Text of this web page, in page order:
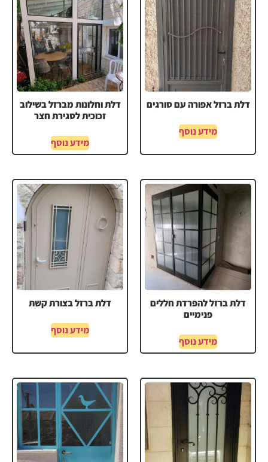
דלת ברזל אפורה עם סורגים
מידע נוסף
דלת וחלונות מברזל בשילוב
זכוכית לסגירת חצר
מידע נוסף
דלת ברזל להפרדת חללים
פנימיים
מידע נוסף
דלת ברזל בצורת קשת
מידע נוסף